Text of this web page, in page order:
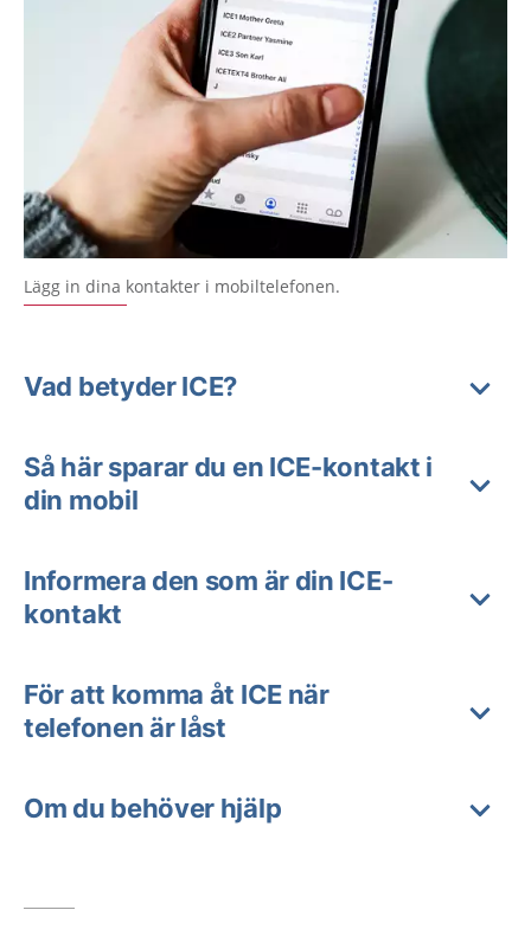
Lägg in dina kontakter i mobiltelefonen.
Vad betyder ICE?
Så här sparar du en ICE-kontakt i
din mobil
Informera den som är din ICE-
kontakt
För att komma åt ICE när
telefonen är låst
Om du behöver hjälp